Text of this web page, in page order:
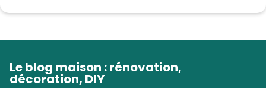
Le blog maison : rénovation,
décoration, DIY